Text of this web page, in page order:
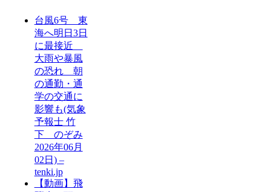
台風6号 東
海へ明日3日
に最接近
大雨や暴風
の恐れ 朝
の通勤・通
学の交通に
影響も(気象
予報士 竹
下 のぞみ
2026年06月
02日) –
tenki.jp
【動画】飛